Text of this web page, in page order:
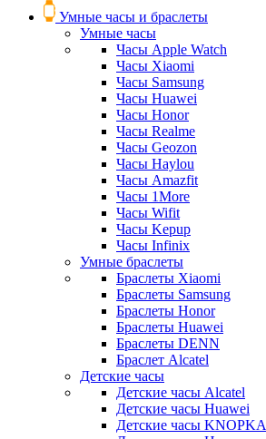
Умные часы и браслеты
Умные часы
Часы Apple Watch
Часы Xiaomi
Часы Samsung
Часы Huawei
Часы Honor
Часы Realme
Часы Geozon
Часы Haylou
Часы Amazfit
Часы 1More
Часы Wifit
Часы Kepup
Часы Infinix
Умные браслеты
Браслеты Xiaomi
Браслеты Samsung
Браслеты Honor
Браслеты Huawei
Браслеты DENN
Браслет Alcatel
Детские часы
Детские часы Alcatel
Детские часы Huawei
Детские часы KNOPKA